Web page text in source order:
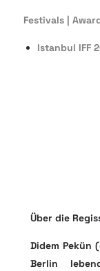
Festivals |
Istanbul IFF
Über die
Didem Pekün
Berlin